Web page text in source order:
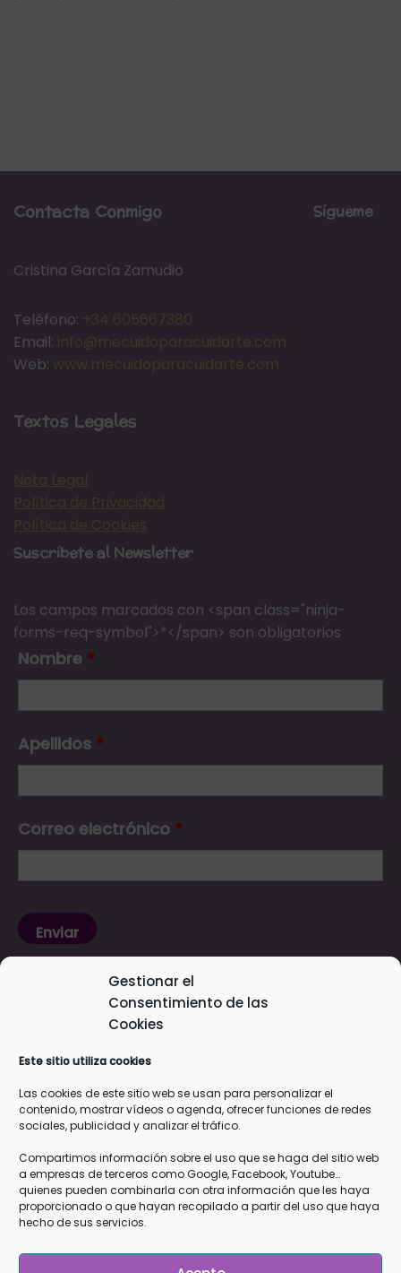
Gestionar el
Consentimiento de las
Cookies
Este sitio utiliza cookies
Las cookies de este sitio web se usan para personalizar el
contenido, mostrar vídeos o agenda, ofrecer funciones de redes
sociales, publicidad y analizar el tráfico.
Compartimos información sobre el uso que se haga del sitio web
a empresas de terceros como Google, Facebook, Youtube…
quienes pueden combinarla con otra información que les haya
proporcionado o que hayan recopilado a partir del uso que haya
hecho de sus servicios.
Contacta Conmigo
Cristina García Zamudio
Teléfono:
Email:
Web:
Textos Legales
Sígueme
Suscríbete al Newsletter
Los campos marcados con <span class="ninja-
forms-req-symbol">*</span> son obligatorios
Nombre *
Apellidos *
Correo electrónico *
He leído y acepto la
Política de Privacidad
Finalidad: Mandarte información de tu interés como
vídeos, artículos y próximas actividades gratuitas, así como
información sobre mis cursos y terapias.
Legitimación: Tu consentimiento explícito de que quieres
recibir esta información
Destinatarios: Los datos que me facilitas están en mi
servidor de web y emailOVHy en los servidores deGoogle
Drive, todos ellos que cumplen con la RGPD